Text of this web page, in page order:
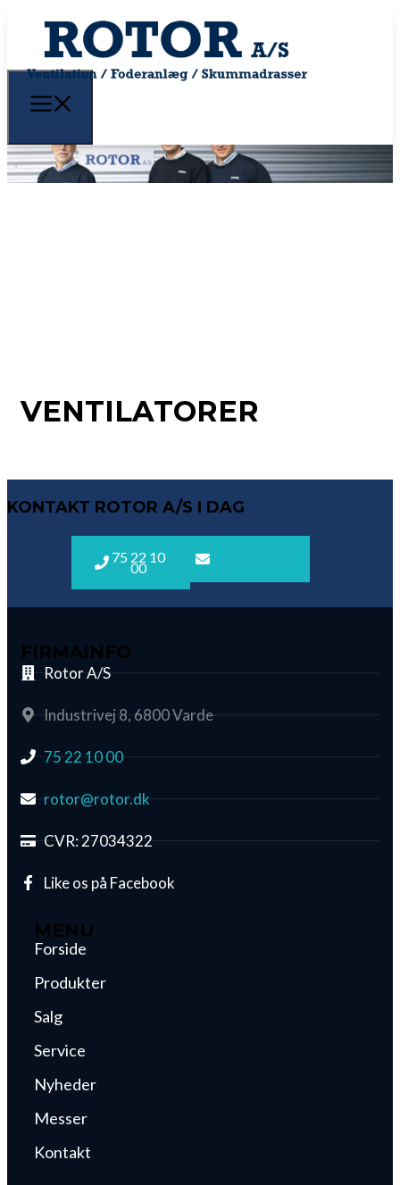
VENTILATORER
KONTAKT ROTOR A/S I DAG
75 22 10
00
rotor@rotor.dk
FIRMAINFO
Rotor A/S
Industrivej 8, 6800 Varde
75 22 10 00
rotor@rotor.dk
CVR: 27034322
Like os på Facebook
MENU
Forside
Produkter
Salg
Service
Nyheder
Messer
Kontakt